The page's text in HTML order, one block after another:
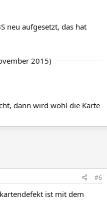
neu aufgesetzt, das hat
2015)
dann wird wohl die Karte
#6
ist mit dem